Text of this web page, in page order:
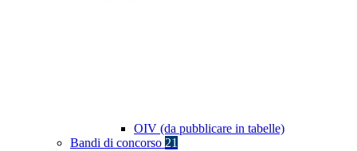
OIV (da pubblicare in tabelle)
Bandi di concorso 21